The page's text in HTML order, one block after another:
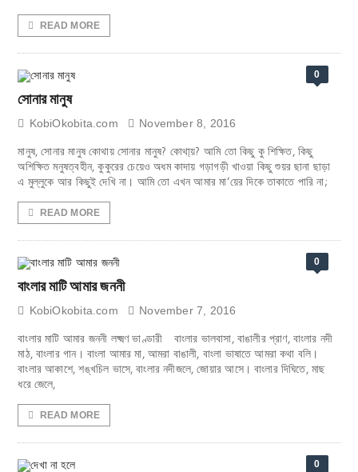
READ MORE
0
সোনার মানুষ
KobiOkobita.com November 8, 2016
মানুষ, সোনার মানুষ কোথায় সোনার মানুষ? কোথা্য়? আমি তো কিছু কু শিক্ষিত, কিছু
অশিক্ষিত মনুষত্বহীন, কুকুরের চেয়েও অধম কাদায় গড়াগড়ী খাওয়া কিছু শুয়র ছানা ছাড়া
এ মুল্লুকে আর কিছুই দেখি না। আমি তো এখন আমার মা’য়ের দিকে তাকাতে পারি না;
READ MORE
0
বাংলার মাটি আমার জননী
KobiOkobita.com November 7, 2016
বাংলার মাটি আমার জননী লক্ষ্মণ ভাণ্ডারী বাংলার ভালবাসা, বাঙালীর প্রাণ, বাংলার নদী
মাঠ, বাংলার গান। বাংলা আমার মা, আমরা বাঙালী, বাংলা ভাষাতে আমরা কথা বলি।
বাংলার আকাশে, শঙ্খচিল ভাসে, বাংলার নদীজলে, জোয়ার আসে। বাংলার দিঘিতে, মাছ
ধরে জেলে,
READ MORE
0